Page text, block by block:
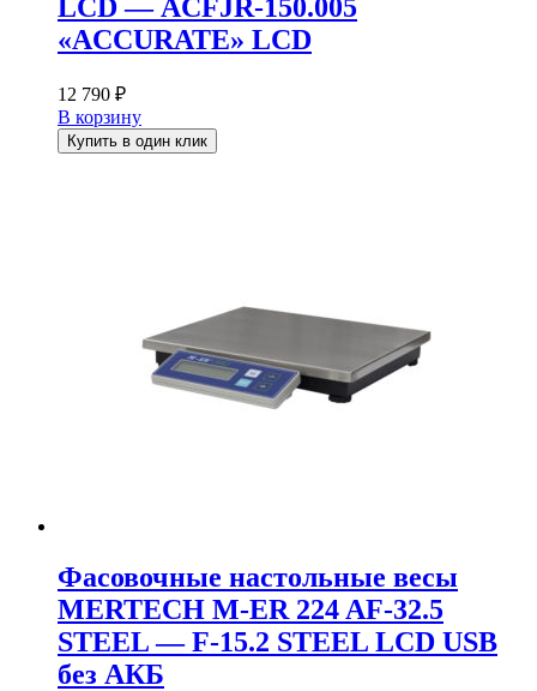
LСD — АCFJR-150.005
«ACCURATE» LСD
12 790 ₽
В корзину
Купить в один клик
Фасовочные настольные весы
MERTECH M-ER 224 AF-32.5
STEEL — F-15.2 STEEL LCD USB
без АКБ